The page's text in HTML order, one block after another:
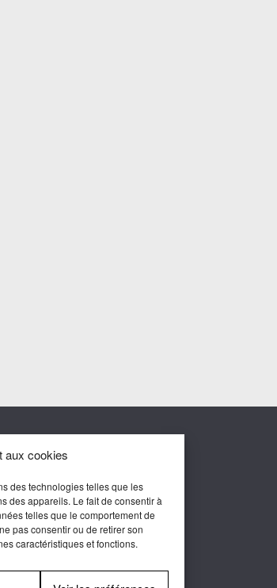
aux cookies
des technologies telles que les
des appareils. Le fait de consentir à
telles que le comportement de
pas consentir ou de retirer son
caractéristiques et fonctions.
Agora Médias
Yves Guittat